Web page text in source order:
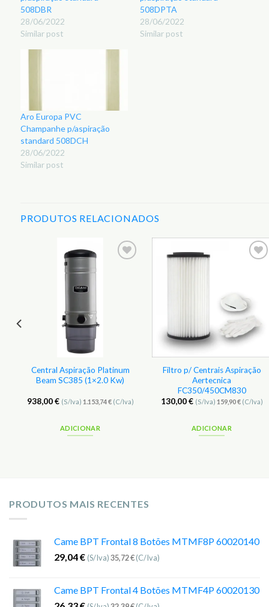
508DBR
28/06/2022
Similar post
508DPTA
28/06/2022
Similar post
Aro Europa PVC
Champanhe p/aspiração
standard 508DCH
28/06/2022
Similar post
PRODUTOS RELACIONADOS
Central Aspiração Platinum
Beam SC385 (1×2.0 Kw)
938,00€ (S/Iva) 1.153,74€(C/Iva)
ADICIONAR
Filtro p/ Centrais Aspiração
Aertecnica
FC350/450CM830
130,00€ (S/Iva) 159,90€(C/Iva)
ADICIONAR
PRODUTOS MAIS RECENTES
Came BPT Frontal 8 Botões MTMF8P 60020140
29,04€ (S/Iva)35,72€(C/Iva)
Came BPT Frontal 4 Botões MTMF4P 60020130